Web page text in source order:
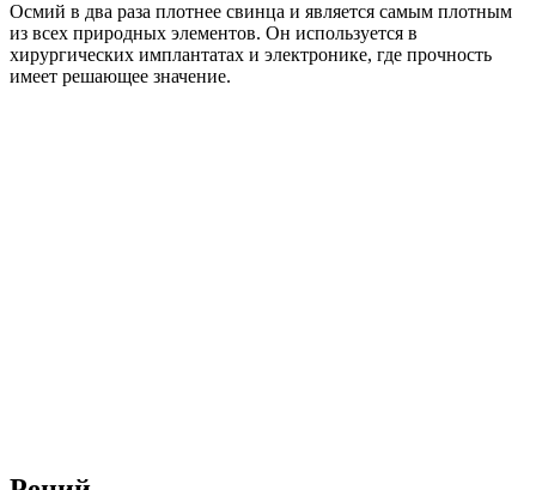
Осмий в два раза плотнее свинца и является самым плотным
из всех природных элементов. Он используется в
хирургических имплантатах и ​​электронике, где прочность
имеет решающее значение.